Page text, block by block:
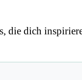
die dich